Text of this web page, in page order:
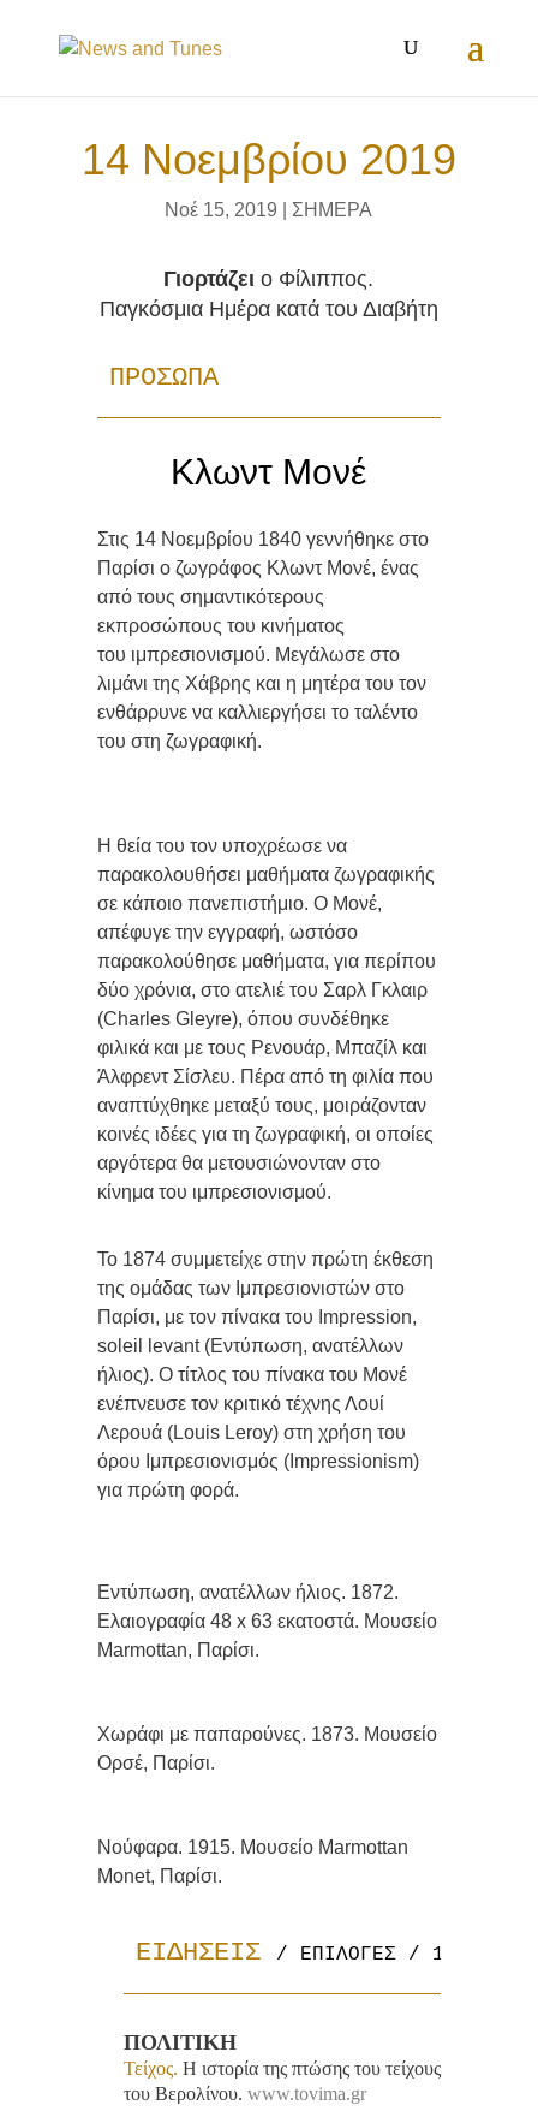
14 Νοεμβρίου 2019
Νοέ 15, 2019 ΣΗΜΕΡΑ
Γιορτάζει ο Φίλιππος.
Παγκόσμια Ημέρα κατά του Διαβήτη
ΠΡΟΣΩΠΑ
Κλωντ Μονέ
Στις 14 Νοεμβρίου 1840γεννήθηκε στο
Παρίσι ο ζωγράφος Κλωντ Μονέ, ένας
από τους σημαντικότερους
εκπροσώπους του κινήματος
του ιμπρεσιονισμού. Μεγάλωσε στο
λιμάνι της Χάβρης και η μητέρα του τον
ενθάρρυνε να καλλιεργήσει το ταλέντο
του στη ζωγραφική.
Η θεία του τον υποχρέωσε να
παρακολουθήσει μαθήματα ζωγραφικής
σε κάποιο πανεπιστήμιο. Ο Μονέ,
απέφυγε την εγγραφή, ωστόσο
παρακολούθησε μαθήματα, για περίπου
δύο χρόνια, στο ατελιέ του Σαρλ Γκλαιρ
(Charles Gleyre), όπου συνδέθηκε
φιλικά και με τους Ρενουάρ, Μπαζίλ και
Άλφρεντ Σίσλευ. Πέρα από τη φιλία που
αναπτύχθηκε μεταξύ τους, μοιράζονταν
κοινές ιδέες για τη ζωγραφική, οι οποίες
αργότερα θα μετουσιώνονταν στο
κίνημα του ιμπρεσιονισμού.
Το 1874 συμμετείχε στην πρώτη έκθεση
της ομάδας των Ιμπρεσιονιστών στο
Παρίσι, με τον πίνακα του Impression,
soleil levant (Εντύπωση, ανατέλλων
ήλιος). Ο τίτλος του πίνακα του Μονέ
ενέπνευσε τον κριτικό τέχνης Λουί
Λερουά (Louis Leroy) στη χρήση του
όρου Ιμπρεσιονισμός (Impressionism)
για πρώτη φορά.
Εντύπωση, ανατέλλων ήλιος. 1872.
Ελαιογραφία 48 x 63 εκατοστά. Μουσείο
Marmottan, Παρίσι.
Χωράφι με παπαρούνες. 1873. Μουσείο
Ορσέ, Παρίσι.
Νούφαρα. 1915. Μουσείο Marmottan
Monet, Παρίσι.
ΕΙΔΗΣΕΙΣ / ΕΠΙΛΟΓΕΣ /
ΠΟΛΙΤΙΚΗ
Τείχος. Η ιστορία της πτώσης του τείχους
του Βερολίνου. www.tovima.gr